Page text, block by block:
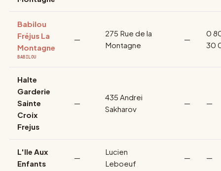
Babilou
Fréjus La
Montagne
BABILOU
—
275 Rue de la
Montagne
—
0
30
Halte
Garderie
Sainte
Croix
Frejus
—
435 Andrei
Sakharov
— —
L'Ile Aux
Enfants
—
Lucien
Leboeuf
— —